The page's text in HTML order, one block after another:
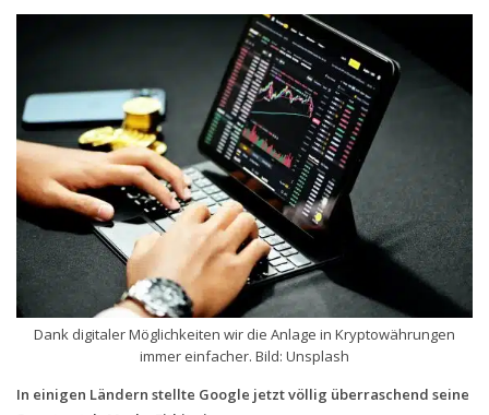
BASE
Smartphonetarife
Datentarife
o2
Smartphonetarife
Prepaid-Tarife
Datentarife
Flatrate-Prepaidtarife
Mobilfunk-Vergleichsrechner
Mobilfunk-Tarifrechner
Flatrate-Datentarife
Dank digitaler Möglichkeiten wir die Anlage in Kryptowährungen
immer einfacher. Bild: Unsplash
In einigen Ländern stellte Google jetzt völlig überraschend seine